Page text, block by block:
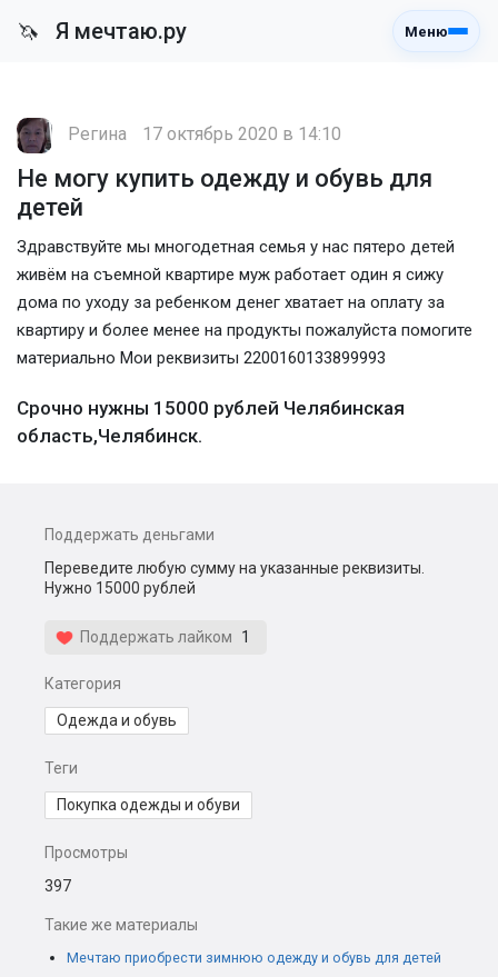
🦄 Я мечтаю.ру Меню
Регина 17 октябрь 2020 в 14:10
Не могу купить одежду и обувь для
детей
Здравствуйте мы многодетная семья у нас пятеро детей
живём на съемной квартире муж работает один я сижу
дома по уходу за ребенком денег хватает на оплату за
квартиру и более менее на продукты пожалуйста помогите
материально Мои реквизиты 2200160133899993
Срочно нужны 15000 рублей Челябинская
область,Челябинск.
Поддержать деньгами
Переведите любую сумму на указанные реквизиты.
Нужно 15000 рублей
Поддержать лайком 1
Категория
Одежда и обувь
Теги
Покупка одежды и обуви
Просмотры
397
Такие же материалы
Мечтаю приобрести зимнюю одежду и обувь для детей